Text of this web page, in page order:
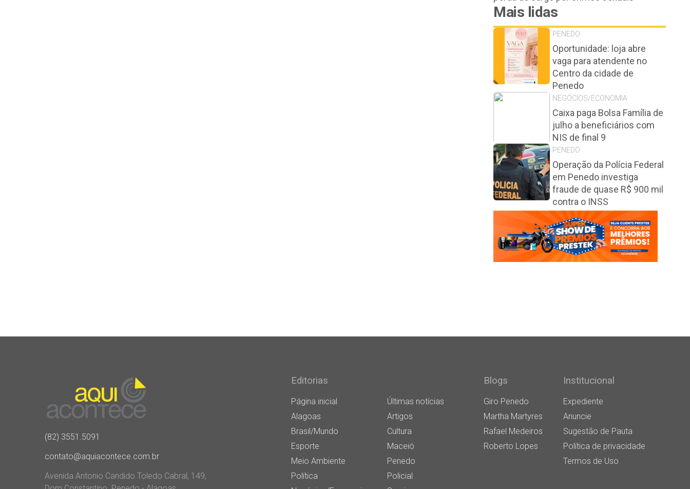
Mais lidas
PENEDO
Oportunidade: loja abre
vaga para atendente no
Centro da cidade de
Penedo
NEGÓCIOS/ECONOMIA
Caixa paga Bolsa Família de
julho a beneficiários com
NIS de final 9
PENEDO
Operação da Polícia Federal
em Penedo investiga
fraude de quase R$ 900 mil
contra o INSS
(82) 3551.5091
contato@aquiacontece.com.br
Avenida Antonio Candido Toledo Cabral, 149,
Editorias
Página inicial
Últimas notícias
Alagoas
Artigos
Brasil/Mundo
Cultura
Esporte
Maceió
Meio Ambiente
Penedo
Política
Policial
Blogs
Giro Penedo
Martha Martyres
Rafael Medeiros
Roberto Lopes
Institucional
Expediente
Anuncie
Sugestão de Pauta
Política de privacidade
Termos de Uso